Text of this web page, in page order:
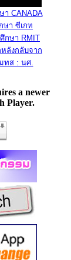
า CANADA
ษา ซีเกท
กษา RMIT
ลังกลับจาก
ทส : นศ.
a newer
Player.